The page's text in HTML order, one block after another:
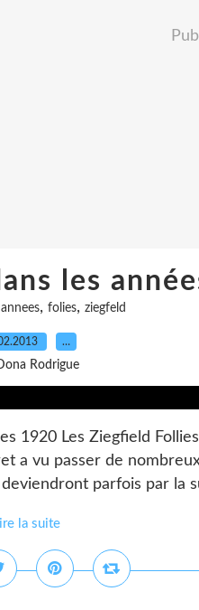
les
annees, folies, ziegfeld
…
Rodrigue
1920 Les Ziegfield Follies
a vu passer de
parfois par la
la suite